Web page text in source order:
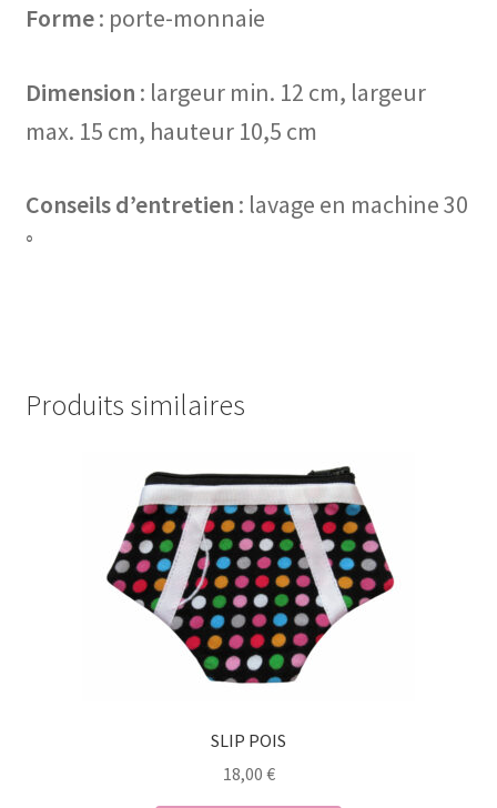
Forme: porte-monnaie
Dimension : largeur min. 12 cm, largeur
max. 15 cm, hauteur 10,5 cm
Conseils d’entretien : lavage en machine 30
°
Produits similaires
SLIP POIS
18,00 €